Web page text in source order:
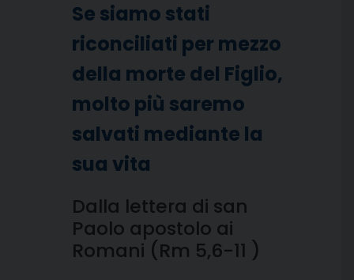
Se siamo stati
riconciliati per mezzo
della morte del Figlio,
molto più saremo
salvati mediante la
sua vita
Dalla lettera di san
Paolo apostolo ai
Romani (Rm 5,6-11 )